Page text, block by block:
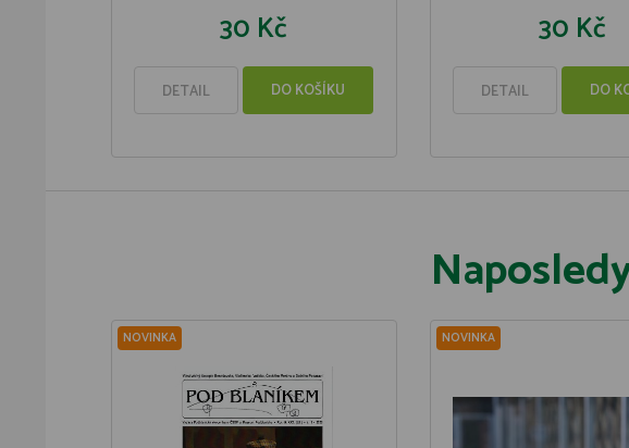
30 Kč
DETAIL DO KOŠÍKU
30 Kč
DETAIL DO
NOVINKA NOVINKA